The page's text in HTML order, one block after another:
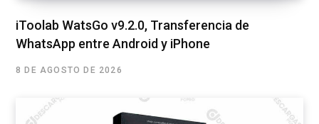
iToolab WatsGo v9.2.0, Transferencia de
WhatsApp entre Android y iPhone
8 DE AGOSTO DE 2026